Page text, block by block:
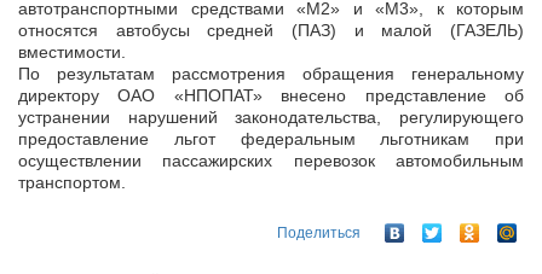
автотранспортными средствами «М2» и «М3», к которым
относятся автобусы средней (ПАЗ) и малой (ГАЗЕЛЬ)
вместимости.
По результатам рассмотрения обращения генеральному
директору ОАО «НПОПАТ» внесено представление об
устранении нарушений законодательства, регулирующего
предоставление льгот федеральным льготникам при
осуществлении пассажирских перевозок автомобильным
транспортом.
Поделиться